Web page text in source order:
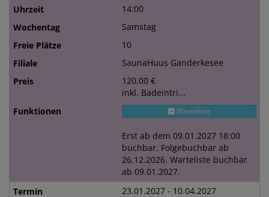
14:00
Samstag
10
SaunaHuus Ganderkesee
120,00 €
inkl. Badeintri...
Warteliste
Erst ab dem 09.01.2027 18:00
buchbar. Folgebuchbar ab
26.12.2026. Warteliste buchbar
ab 09.01.2027.
23.01.2027 - 10.04.2027